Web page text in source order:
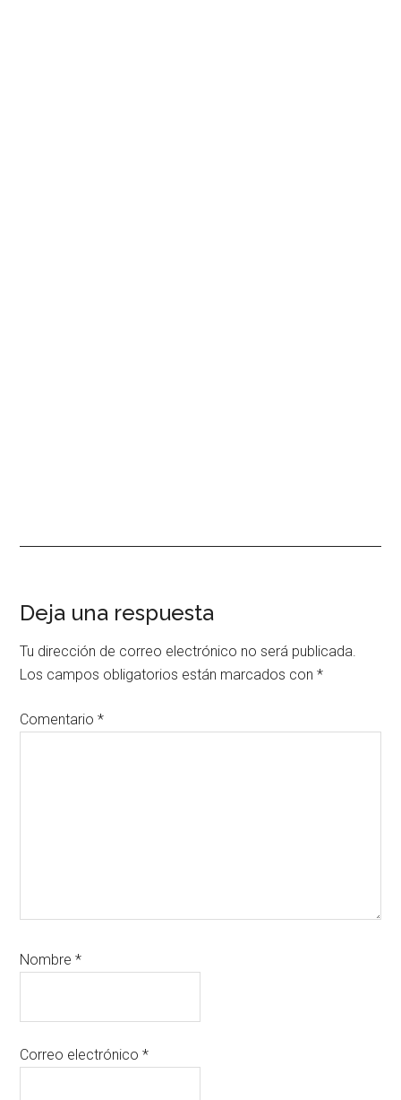
Interacciones
con
los
lectores
Deja una respuesta
Tu dirección de correo electrónico no será publicada.
Los campos obligatorios están marcados con*
Comentario*
Nombre*
Correo electrónico*